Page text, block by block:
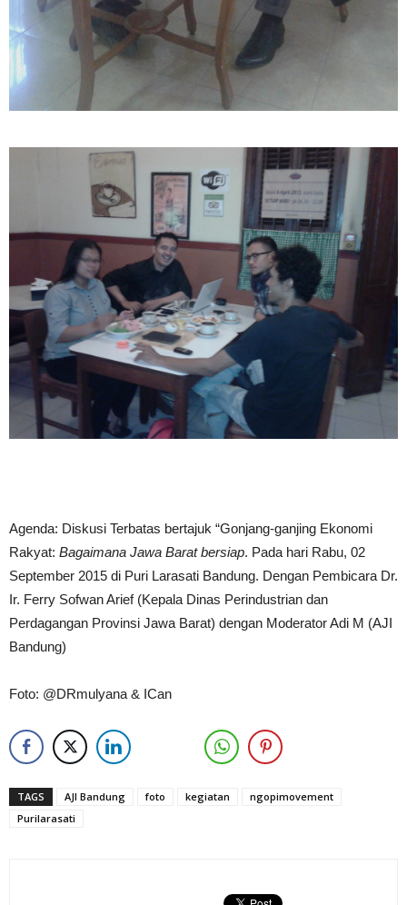
Agenda: Diskusi Terbatas bertajuk “Gonjang-ganjing Ekonomi
Rakyat: Bagaimana Jawa Barat bersiap. Pada hari Rabu, 02
September 2015 di Puri Larasati Bandung. Dengan Pembicara Dr.
Ir. Ferry Sofwan Arief (Kepala Dinas Perindustrian dan
Perdagangan Provinsi Jawa Barat) dengan Moderator Adi M (AJI
Bandung)
Foto: @DRmulyana & ICan
TAGS AJI Bandung foto kegiatan
ngopimovement
Purilarasati